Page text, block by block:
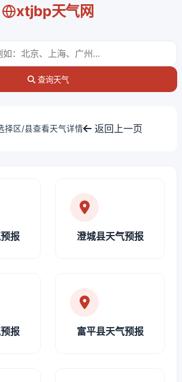
xtjbp天气网
查询天气
择区/县查看天气详情 返回上一页
报 澄城县天气预报
报 富平县天气预报